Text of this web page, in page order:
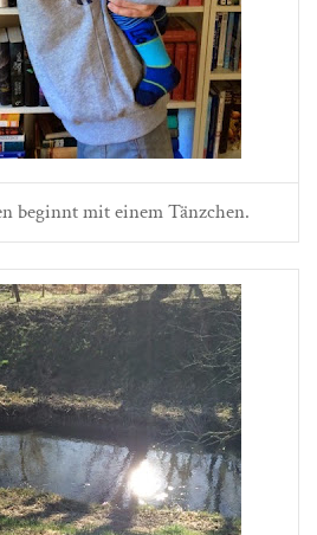
beginnt mit einem Tänzchen.